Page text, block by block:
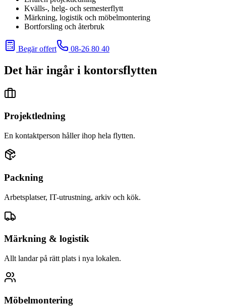
Kvälls-, helg- och semesterflytt
Märkning, logistik och möbelmontering
Bortforsling och återbruk
Begär offert 08-26 80 40
Det här ingår i kontorsflytten
Projektledning
En kontaktperson håller ihop hela flytten.
Packning
Arbetsplatser, IT-utrustning, arkiv och kök.
Märkning & logistik
Allt landar på rätt plats i nya lokalen.
Möbelmontering